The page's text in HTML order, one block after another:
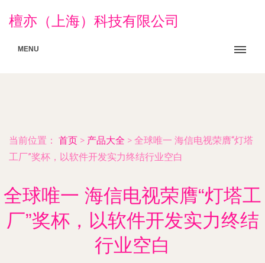
檀亦（上海）科技有限公司
MENU
当前位置： 首页 > 产品大全 > 全球唯一 海信电视荣膺“灯塔
工厂”奖杯，以软件开发实力终结行业空白
全球唯一 海信电视荣膺“灯塔工
厂”奖杯，以软件开发实力终结
行业空白